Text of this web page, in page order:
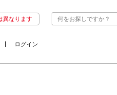
異なります
ログイン